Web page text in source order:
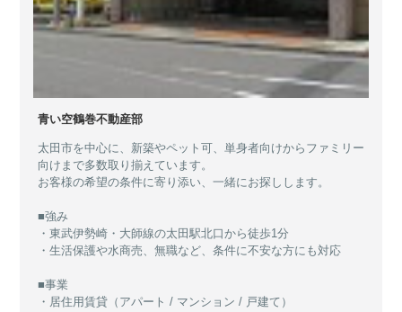
青い空鶴巻不動産部
太田市を中心に、新築やペット可、単身者向けからファミリー
向けまで多数取り揃えています。
お客様の希望の条件に寄り添い、一緒にお探しします。
■強み
・東武伊勢崎・大師線の太田駅北口から徒歩1分
・生活保護や水商売、無職など、条件に不安な方にも対応
■事業
・居住用賃貸（アパート / マンション / 戸建て）